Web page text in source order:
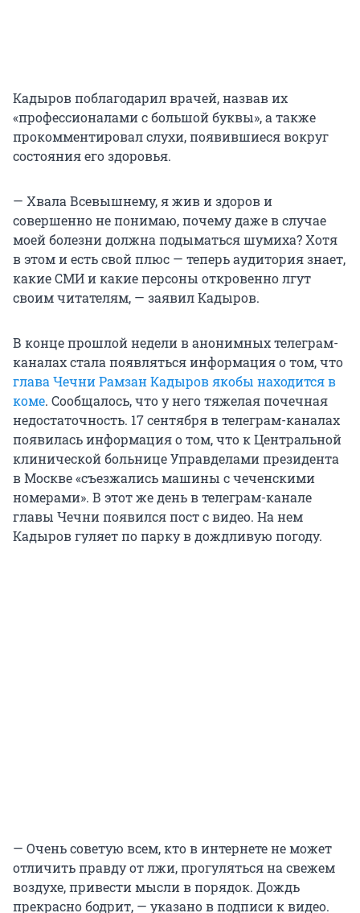
Кадыров поблагодарил врачей, назвав их
«профессионалами с большой буквы», а также
прокомментировал слухи, появившиеся вокруг
состояния его здоровья.
— Хвала Всевышнему, я жив и здоров и
совершенно не понимаю, почему даже в случае
моей болезни должна подыматься шумиха? Хотя
в этом и есть свой плюс — теперь аудитория знает,
какие СМИ и какие персоны откровенно лгут
своим читателям, — заявил Кадыров.
В конце прошлой недели в анонимных телеграм-
каналах стала появляться информация о том, что
глава Чечни Рамзан Кадыров якобы находится в
коме. Сообщалось, что у него тяжелая почечная
недостаточность. 17 сентября в телеграм-каналах
появилась информация о том, что к Центральной
клинической больнице Управделами президента
в Москве «съезжались машины с чеченскими
номерами». В этот же день в телеграм-канале
главы Чечни появился пост с видео. На нем
Кадыров гуляет по парку в дождливую погоду.
— Очень советую всем, кто в интернете не может
отличить правду от лжи, прогуляться на свежем
воздухе, привести мысли в порядок. Дождь
прекрасно бодрит, — указано в подписи к видео.